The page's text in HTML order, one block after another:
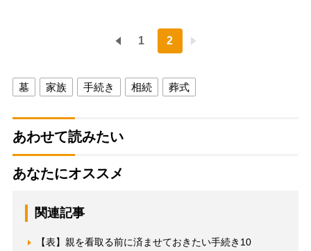
1 2
墓 家族 手続き 相続 葬式
あわせて読みたい
あなたにオススメ
関連記事
【表】親を看取る前に済ませておきたい手続き10